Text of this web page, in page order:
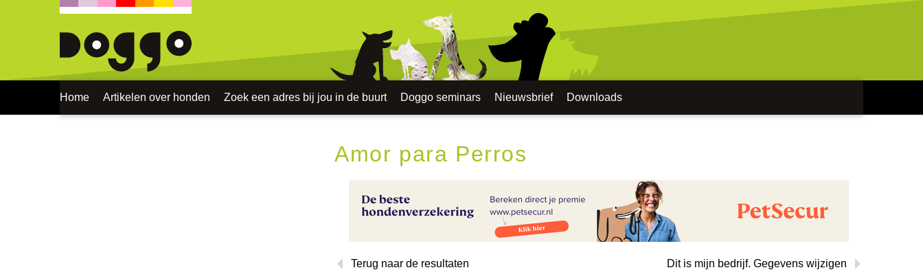
Home Artikelen over honden Zoek een adres bij jou in de buurt Doggo seminars Nieuwsbrief Downloads
Amor para Perros
Terug naar de resultaten Dit is mijn bedrijf. Gegevens wijzigen